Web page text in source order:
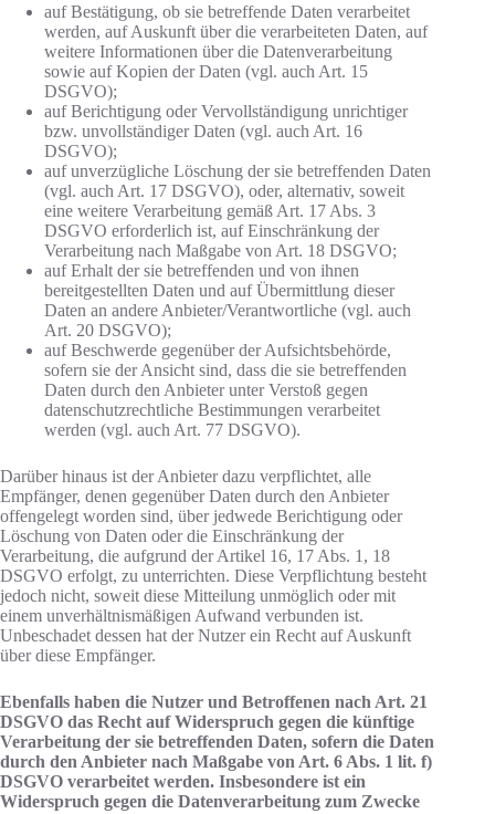
auf Bestätigung, ob sie betreffende Daten verarbeitet
werden, auf Auskunft über die verarbeiteten Daten, auf
weitere Informationen über die Datenverarbeitung
sowie auf Kopien der Daten (vgl. auch Art. 15
DSGVO);
auf Berichtigung oder Vervollständigung unrichtiger
bzw. unvollständiger Daten (vgl. auch Art. 16
DSGVO);
auf unverzügliche Löschung der sie betreffenden Daten
(vgl. auch Art. 17 DSGVO), oder, alternativ, soweit
eine weitere Verarbeitung gemäß Art. 17 Abs. 3
DSGVO erforderlich ist, auf Einschränkung der
Verarbeitung nach Maßgabe von Art. 18 DSGVO;
auf Erhalt der sie betreffenden und von ihnen
bereitgestellten Daten und auf Übermittlung dieser
Daten an andere Anbieter/Verantwortliche (vgl. auch
Art. 20 DSGVO);
auf Beschwerde gegenüber der Aufsichtsbehörde,
sofern sie der Ansicht sind, dass die sie betreffenden
Daten durch den Anbieter unter Verstoß gegen
datenschutzrechtliche Bestimmungen verarbeitet
werden (vgl. auch Art. 77 DSGVO).
Darüber hinaus ist der Anbieter dazu verpflichtet, alle
Empfänger, denen gegenüber Daten durch den Anbieter
offengelegt worden sind, über jedwede Berichtigung oder
Löschung von Daten oder die Einschränkung der
Verarbeitung, die aufgrund der Artikel 16, 17 Abs. 1, 18
DSGVO erfolgt, zu unterrichten. Diese Verpflichtung besteht
jedoch nicht, soweit diese Mitteilung unmöglich oder mit
einem unverhältnismäßigen Aufwand verbunden ist.
Unbeschadet dessen hat der Nutzer ein Recht auf Auskunft
über diese Empfänger.
Ebenfalls haben die Nutzer und Betroffenen nach Art. 21
DSGVO das Recht auf Widerspruch gegen die künftige
Verarbeitung der sie betreffenden Daten, sofern die Daten
durch den Anbieter nach Maßgabe von Art. 6 Abs. 1 lit. f)
DSGVO verarbeitet werden. Insbesondere ist ein
Widerspruch gegen die Datenverarbeitung zum Zwecke